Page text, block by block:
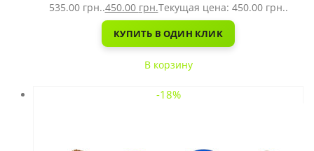
535.00 грн..450.00 грн.Текущая цена: 450.00 грн..
КУПИТЬ В ОДИН КЛИК
В корзину
-18%